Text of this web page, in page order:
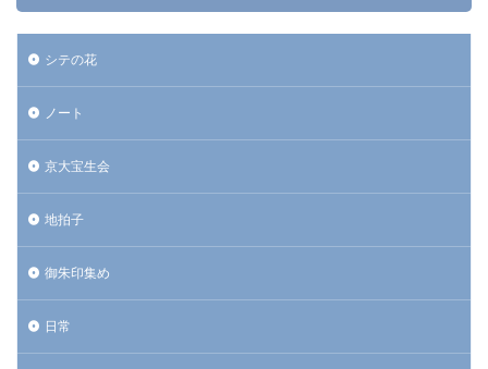
シテの花
ノート
京大宝生会
地拍子
御朱印集め
日常